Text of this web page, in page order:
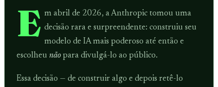
E m abril de 2026, a Anthropic tomou uma
decisão rara e surpreendente: construiu seu
modelo de IA mais poderoso até então e
escolheu nãopara divulgá-lo ao público.
Essa decisão — de construir algo e depois retê-lo